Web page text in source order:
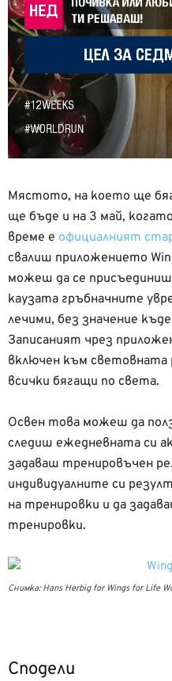
Мястото, на което ще
ще бъде и на 3 май,
време е официалният
свалиш приложението
можеш да се
каузата гръбначните
лечими, без значение
Записаният чрез
включен към световната
всички бягащи по света.
Освен това можеш да
следиш ежедневната си
задаваш тренировъчен
индивидуалните си
на тренировки и да
тренировки.
Снимка: Hans Herbig for Wings for Life
Сподели